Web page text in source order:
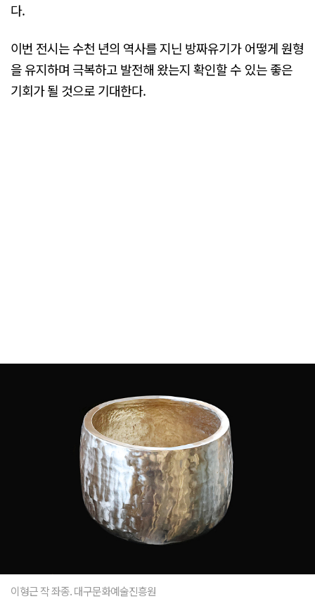
다.
이번 전시는 수천 년의 역사를 지닌 방짜유기가 어떻게 원형
을 유지하며 극복하고 발전해 왔는지 확인할 수 있는 좋은
기회가 될 것으로 기대한다.
이형근 작 좌종. 대구문화예술진흥원